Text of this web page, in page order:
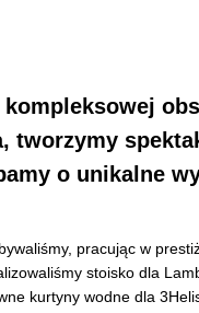
kompleksowej
tworzymy
o unikalne
pracując w
stoisko dla
kurtyny wodne dla